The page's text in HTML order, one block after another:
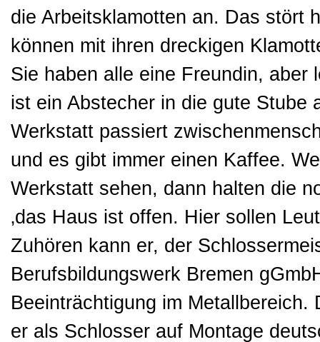
die Arbeitsklamotten an. Das stört
können mit ihren dreckigen
Sie haben alle eine Freundin, aber
ist ein Abstecher in die gute Stube
Werkstatt passiert
und es gibt immer einen Kaffee.
Werkstatt sehen, dann halten die
‚das Haus ist offen. Hier sollen
Zuhören kann er, der
Berufsbildungswerk Bremen
Beeinträchtigung im
er als Schlosser auf Montage